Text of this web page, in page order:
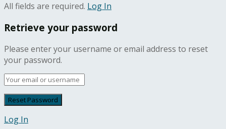
All fields are required. Log In
Retrieve your password
Please enter your username or email address to reset
your password.
Log In